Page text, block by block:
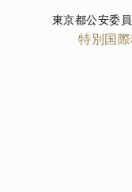
東京都公安委
特別国